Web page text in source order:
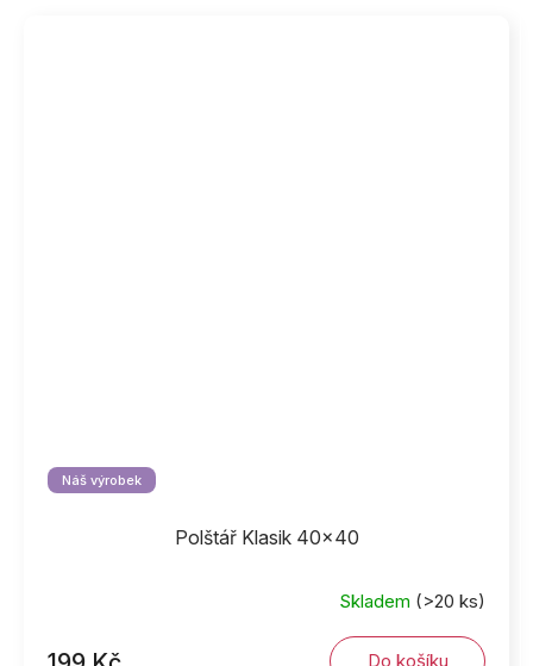
Náš výrobek
Polštář Klasik 40x40
Skladem (>20 ks)
Do košíku